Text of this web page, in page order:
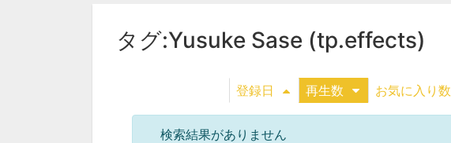
タグ:Yusuke Sase (tp.effects)
登録日 再生数 お気に入り数
検索結果がありません